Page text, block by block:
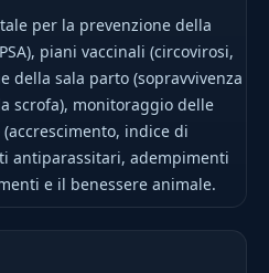
per la prevenzione della
piani vaccinali (circovirosi,
della sala parto (sopravvivenza
scrofa), monitoraggio delle
indice di
antiparassitari, adempimenti
e il benessere animale.